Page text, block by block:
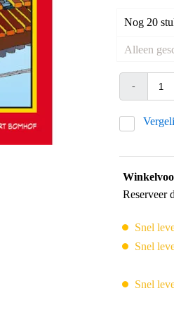
Nog 20
Alleen
-
Reserveer
Snel
Snel
Snel